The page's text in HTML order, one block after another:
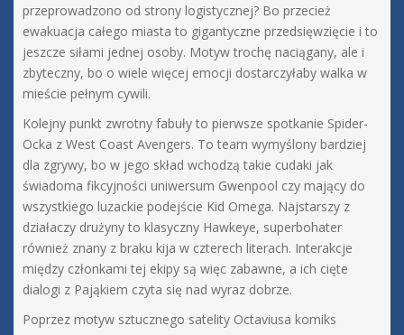
przeprowadzono od strony logistycznej? Bo przecież
ewakuacja całego miasta to gigantyczne przedsięwzięcie i to
jeszcze siłami jednej osoby. Motyw trochę naciągany, ale i
zbyteczny, bo o wiele więcej emocji dostarczyłaby walka w
mieście pełnym cywili.
Kolejny punkt zwrotny fabuły to pierwsze spotkanie Spider-
Ocka z West Coast Avengers. To team wymyślony bardziej
dla zgrywy, bo w jego skład wchodzą takie cudaki jak
świadoma fikcyjności uniwersum Gwenpool czy mający do
wszystkiego luzackie podejście Kid Omega. Najstarszy z
działaczy drużyny to klasyczny Hawkeye, superbohater
również znany z braku kija w czterech literach. Interakcje
między członkami tej ekipy są więc zabawne, a ich cięte
dialogi z Pająkiem czyta się nad wyraz dobrze.
Poprzez motyw sztucznego satelity Octaviusa komiks